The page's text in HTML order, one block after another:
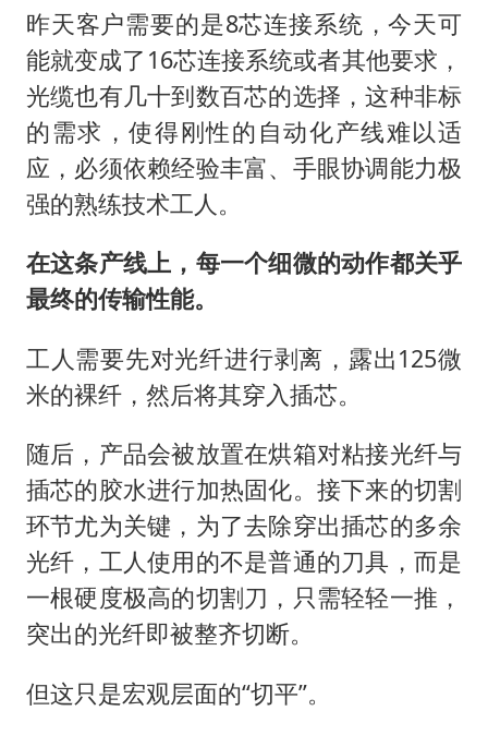
昨天客户需要的是8芯连接系统，今天可
能就变成了16芯连接系统或者其他要求，
光缆也有几十到数百芯的选择，这种非标
的需求，使得刚性的自动化产线难以适
应，必须依赖经验丰富、手眼协调能力极
强的熟练技术工人。
在这条产线上，每一个细微的动作都关乎
最终的传输性能。
工人需要先对光纤进行剥离，露出125微
米的裸纤，然后将其穿入插芯。
随后，产品会被放置在烘箱对粘接光纤与
插芯的胶水进行加热固化。接下来的切割
环节尤为关键，为了去除穿出插芯的多余
光纤，工人使用的不是普通的刀具，而是
一根硬度极高的切割刀，只需轻轻一推，
突出的光纤即被整齐切断。
但这只是宏观层面的“切平”。